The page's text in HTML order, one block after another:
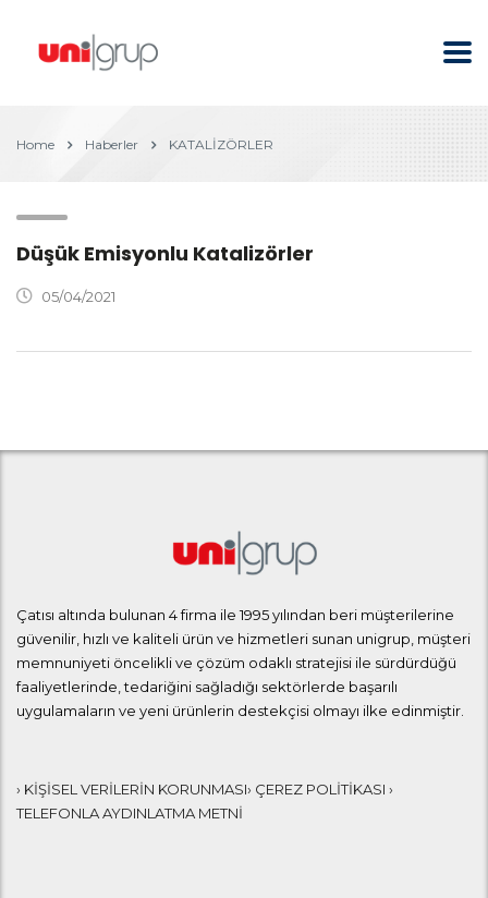
Home Haberler KATALİZÖRLER
Düşük Emisyonlu Katalizörler
05/04/2021
Çatısı altında bulunan 4 firma ile 1995 yılından beri müşterilerine
güvenilir, hızlı ve kaliteli ürün ve hizmetleri sunan unigrup, müşteri
memnuniyeti öncelikli ve çözüm odaklı stratejisi ile sürdürdüğü
faaliyetlerinde, tedariğini sağladığı sektörlerde başarılı
uygulamaların ve yeni ürünlerin destekçisi olmayı ilke edinmiştir.
› KİŞİSEL VERİLERİN KORUNMASI› ÇEREZ POLİTİKASI ›
TELEFONLA AYDINLATMA METNİ